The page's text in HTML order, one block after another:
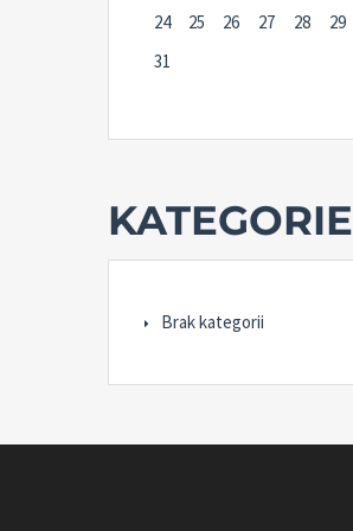
24
25 26 27 28 29
31
KATEGORIE
Brak kategorii